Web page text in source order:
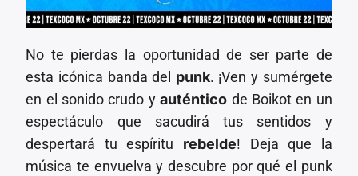
No te pierdas la oportunidad de ser parte de
esta icónica banda del punk. ¡Ven y sumérgete
en el sonido crudo yauténtico de Boikot en un
espectáculo que sacudirá tus sentidos y
despertará tu espíritu rebelde! Deja que la
música te envuelva y descubre por qué el punk